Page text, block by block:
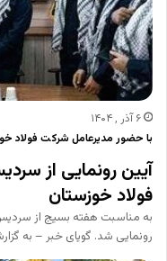
۶ آذر , ۱۴۰۴
با حضور مدیرعامل شرکت فولاد
آیین رونمایی از
فولاد خوزستان
به مناسبت هفته بسیج از
رونمایی شد. گویای خبر – به